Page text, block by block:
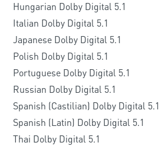
Hungarian Dolby Digital 5.1
Italian Dolby Digital 5.1
Japanese Dolby Digital 5.1
Polish Dolby Digital 5.1
Portuguese Dolby Digital 5.1
Russian Dolby Digital 5.1
Spanish (Castilian) Dolby Digital 5.1
Spanish (Latin) Dolby Digital 5.1
Thai Dolby Digital 5.1